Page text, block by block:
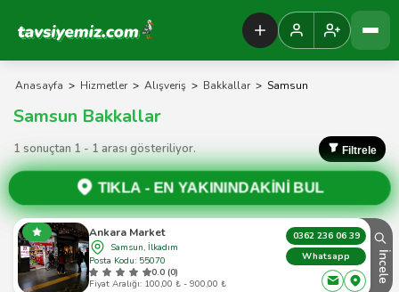
Tavsiyemiz Anasayfa
Anasayfa > Hizmetler > Alışveriş > Bakkallar > Samsun
Samsun Bakkallar
1 sonuçtan 1 - 1 arası gösteriliyor. Filtrele
TIKLA - EN YAKININDAKİNİ BUL
Ankara Market
Samsun, İlkadım
Posta Kodu: 55070
0.0 (0)
Fiyat Aralığı: 100,00 ₺ - 900,00 ₺
0362 236 06 39
Whatsapp
İncele